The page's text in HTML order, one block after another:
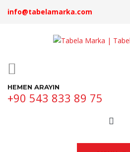
info@tabelamarka.com
HEMEN ARAYIN
+90 543 833 89 75